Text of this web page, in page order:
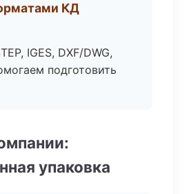
КД
IGES, DXF/DWG,
подготовить
упаковка